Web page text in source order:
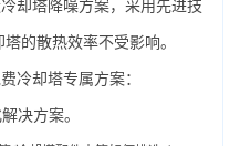
却塔降噪方案，采用先进技
的散热效率不受影响。
冷却塔专属方案：
决方案。